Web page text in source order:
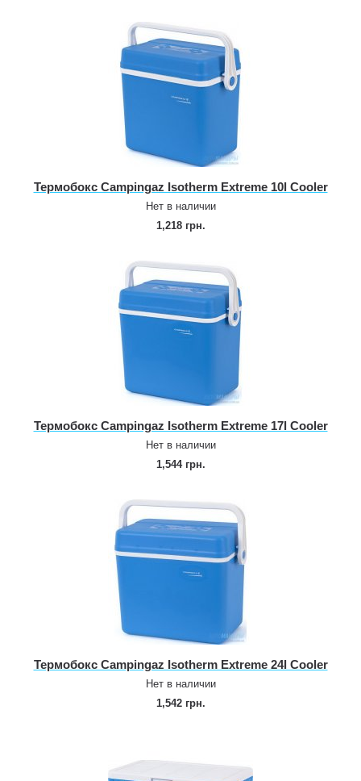
Термобокс Campingaz Isotherm Extreme 10l Cooler
Нет в наличии
1,218 грн.
Термобокс Campingaz Isotherm Extreme 17l Cooler
Нет в наличии
1,544 грн.
Термобокс Campingaz Isotherm Extreme 24l Cooler
Нет в наличии
1,542 грн.